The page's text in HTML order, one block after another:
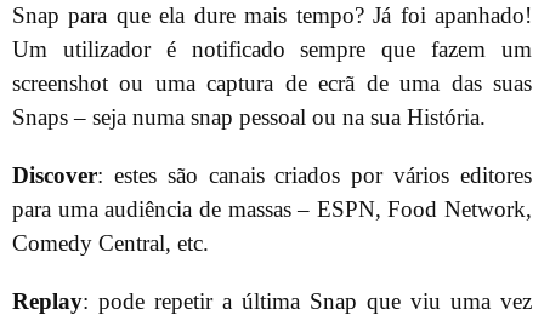
Snap para que ela dure mais tempo? Já foi apanhado!
Um utilizador é notificado sempre que fazem um
screenshot ou uma captura de ecrã de uma das suas
Snaps – seja numa snap pessoal ou na sua História.
Discover: estes são canais criados por vários editores
para uma audiência de massas – ESPN, Food Network,
Comedy Central, etc.
Replay: pode repetir a última Snap que viu uma vez